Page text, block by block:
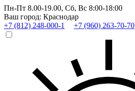
Пн-Пт 8.00-19.00, Сб, Вс 8:00-18:00
Ваш город: Краснодар
+7 (812) 248-000-1
+7 (960) 263-70-70